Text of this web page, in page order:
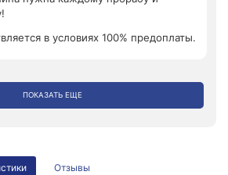
в условиях 100% предоплаты.
ПОКАЗАТЬ ЕЩЕ
Отзывы